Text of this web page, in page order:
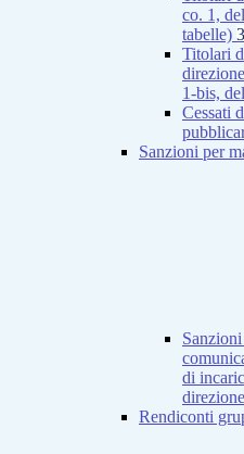
co. 1,
tabelle) 3
Titolari
1-bis,
Cessati
Sanzioni per
di
Rendiconti